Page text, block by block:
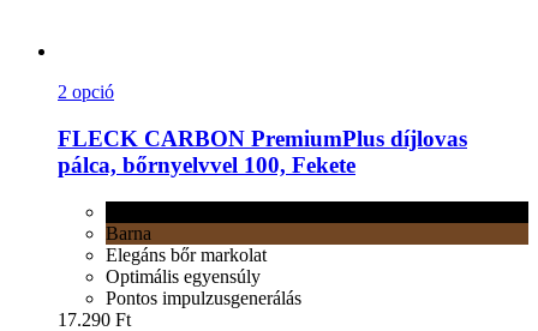
2 opció
FLECK CARBON PremiumPlus díjlovas
pálca, bőrnyelvvel 100, Fekete
Barna
Elegáns bőr markolat
Optimális egyensúly
Pontos impulzusgenerálás
17.290 Ft